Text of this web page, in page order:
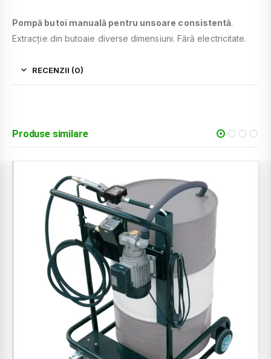
Pompă butoi manuală pentru unsoare consistentă.
Extracție din butoaie diverse dimensiuni. Fără electricitate.
RECENZII (0)
Produse similare